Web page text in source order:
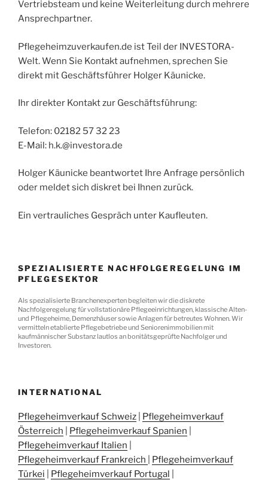
Vertriebsteam und keine Weiterleitung durch mehrere
Ansprechpartner.
Pflegeheimzuverkaufen.de ist Teil der INVESTORA-
Welt. Wenn Sie Kontakt aufnehmen, sprechen Sie
direkt mit Geschäftsführer Holger Käunicke.
Ihr direkter Kontakt zur Geschäftsführung:
Telefon: 02182 57 32 23
E-Mail: h.k.@investora.de
Holger Käunicke beantwortet Ihre Anfrage persönlich
oder meldet sich diskret bei Ihnen zurück.
Ein vertrauliches Gespräch unter Kaufleuten.
SPEZIALISIERTE NACHFOLGEREGELUNG IM
PFLEGESEKTOR
Als spezialisierte Branchenexperten begleiten wir die diskrete
Nachfolgeregelung für vollstationäre Pflegeeinrichtungen, klassische Alten-
und Pflegeheime, Demenzhäuser sowie Anlagen für betreutes Wohnen. Wir
vermitteln etablierte Pflegebetriebe und Seniorenimmobilien mit
kaufmännischer Substanz lautlos an bonitätsgeprüfte Nachfolger und
Investoren.
INTERNATIONAL
Pflegeheimverkauf Schweiz
Pflegeheimverkauf
Österreich
Pflegeheimverkauf Spanien
Pflegeheimverkauf Italien
Pflegeheimverkauf Frankreich
Pflegeheimverkauf
Türkei
Pflegeheimverkauf Portugal